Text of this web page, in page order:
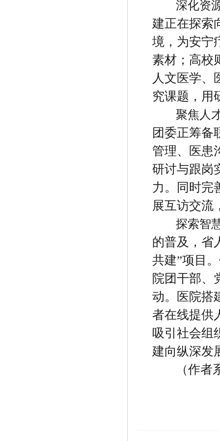
深化资
建正在探索
境，为安宁
素材；高校
人文医学、
究课题，用
聚焦人
团委正筹备
管理、医患
研讨与跟岗
力。同时完
展互访交流
探索智
的普及，省
共建”项目
院团干部、
动。医院搭
者在线提供
吸引社会组
建向纵深发
（作